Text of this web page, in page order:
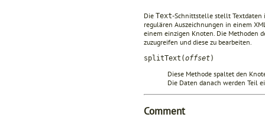
Die Text-Schnittstelle stellt
regulären Auszeichnungen in einem
einem einzigen Knoten. Die Methoden
zuzugreifen und diese zu bearbeiten.
splitText(offset)
Diese Methode spaltet den
Die Daten danach werden Teil
Comment